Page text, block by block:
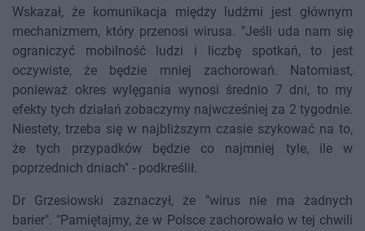
Wskazał, że komunikacja między ludźmi jest głównym
mechanizmem, który przenosi wirusa. "Jeśli uda nam się
ograniczyć mobilność ludzi i liczbę spotkań, to jest
oczywiste, że będzie mniej zachorowań. Natomiast,
ponieważ okres wylęgania wynosi średnio 7 dni, to my
efekty tych działań zobaczymy najwcześniej za 2 tygodnie.
Niestety, trzeba się w najbliższym czasie szykować na to,
że tych przypadków będzie co najmniej tyle, ile w
poprzednich dniach" - podkreślił.
Dr Grzesiowski zaznaczył, że "wirus nie ma żadnych
barier". "Pamiętajmy, że w Polsce zachorowało w tej chwili